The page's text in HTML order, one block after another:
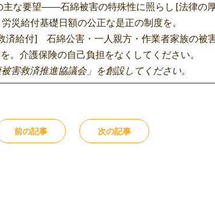
な要望――石綿被害の特殊性に照らし [法律の
災給付基礎日額の公正な是正の制度を。
給付] 石綿公害・一人親方・作業者家族の被
。介護保険の自己負担をなくしてください。
被害救済推進協議会」を創設してください。
前の記事 次の記事